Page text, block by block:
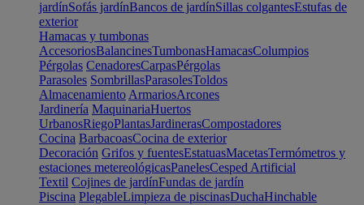
jardínSofás jardínBancos de jardínSillas colgantesEstufas de
exterior
Hamacas y tumbonas
AccesoriosBalancinesTumbonasHamacasColumpios
Pérgolas CenadoresCarpasPérgolas
Parasoles SombrillasParasolesToldos
Almacenamiento ArmariosArcones
Jardinería MaquinariaHuertos
UrbanosRiegoPlantasJardinerasCompostadores
Cocina BarbacoasCocina de exterior
Decoración Grifos y fuentesEstatuasMacetasTermómetros y
estaciones metereológicasPanelesCesped Artificial
Textil Cojines de jardínFundas de jardín
Piscina PlegableLimpieza de piscinasDuchaHinchable